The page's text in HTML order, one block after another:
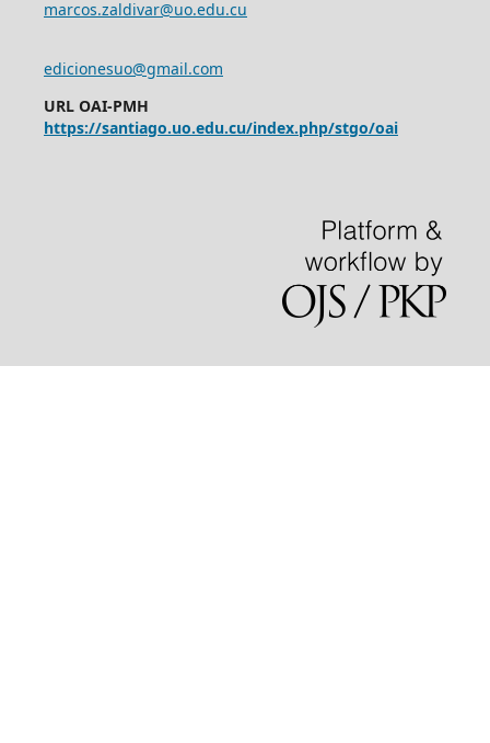
marcos.zaldivar@uo.edu.cu
edicionesuo@gmail.com
URL OAI-PMH
https://santiago.uo.edu.cu/index.php/stgo/oai